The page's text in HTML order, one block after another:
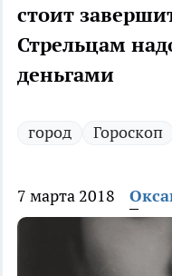
стоит
Стрельцам
деньгами
город Гороскоп
7 марта 2018